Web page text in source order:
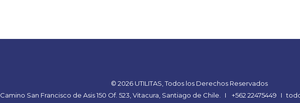
© 2026 UTILITAS, Todos los Derechos Reservados
Camino San Francisco de Asis 150 Of. 523, Vitacura, Santiago de Chile.
I +562 22475449 I